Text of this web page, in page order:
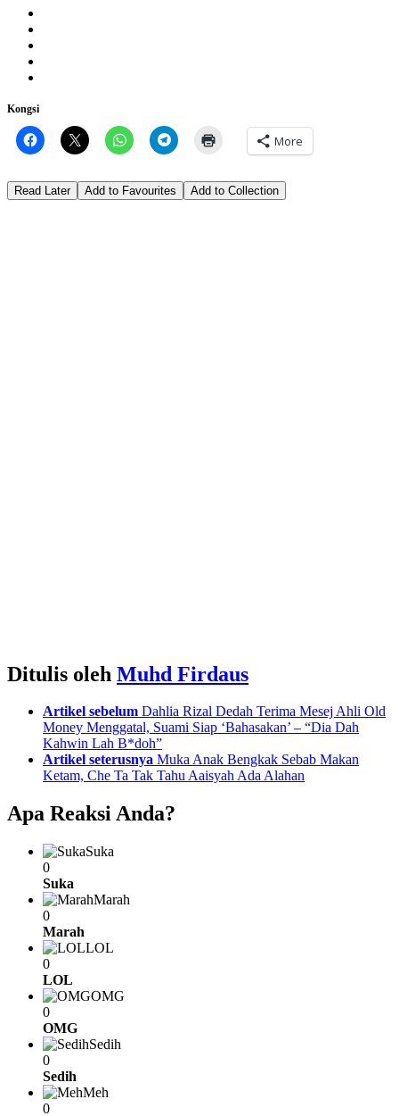
Kongsi
More
Read Later Add to Favourites Add to Collection
Ditulis oleh Muhd Firdaus
Artikel sebelum Dahlia Rizal Dedah Terima Mesej Ahli Old
Money Menggatal, Suami Siap ‘Bahasakan’ – “Dia Dah
Kahwin Lah B*doh”
Artikel seterusnya Muka Anak Bengkak Sebab Makan
Ketam, Che Ta Tak Tahu Aaisyah Ada Alahan
Apa Reaksi Anda?
Suka
0
Suka
Marah
0
Marah
LOL
0
LOL
OMG
0
OMG
Sedih
0
Sedih
Meh
0